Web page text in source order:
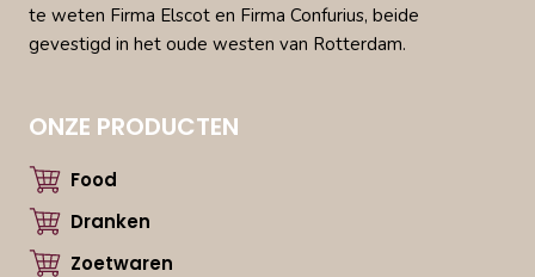
te weten Firma Elscot en Firma Confurius, beide
gevestigd in het oude westen van Rotterdam.
ONZE PRODUCTEN
Food
Dranken
Zoetwaren